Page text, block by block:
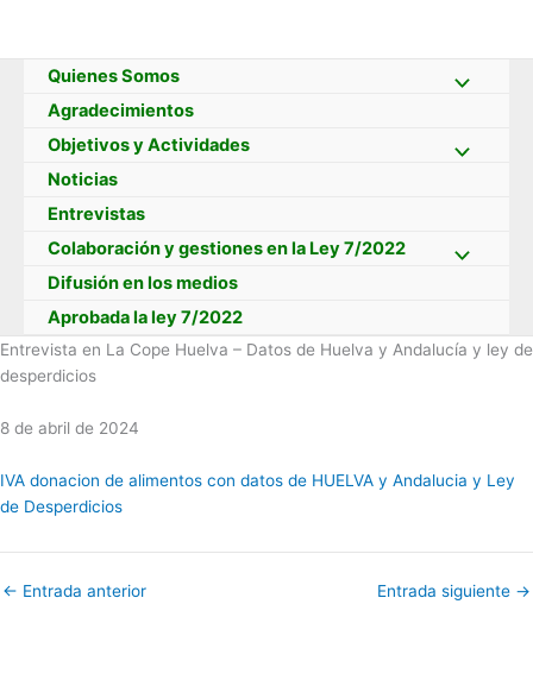
contenido
Quienes Somos
Agradecimientos
Objetivos y Actividades
Noticias
Entrevistas
Colaboración y gestiones en la Ley 7/2022
Difusión en los medios
Aprobada la ley 7/2022
Entrevista en La Cope Huelva – Datos de Huelva y Andalucía y ley de
desperdicios
8 de abril de 2024
IVA donacion de alimentos con datos de HUELVA y Andalucia y Ley
de Desperdicios
← Entrada anterior Entrada siguiente →